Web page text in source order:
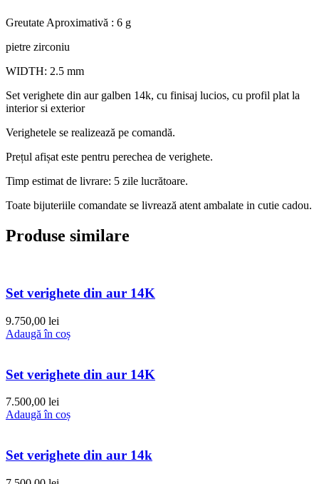
Greutate Aproximativă : 6 g
pietre zirconiu
WIDTH: 2.5 mm
Set verighete din aur galben 14k, cu finisaj lucios, cu profil plat la
interior si exterior
Verighetele se realizează pe comandă.
Prețul afișat este pentru perechea de verighete.
Timp estimat de livrare: 5 zile lucrătoare.
Toate bijuteriile comandate se livrează atent ambalate in cutie cadou.
Produse similare
Set verighete din aur 14K
9.750,00 lei
Adaugă în coș
Set verighete din aur 14K
7.500,00 lei
Adaugă în coș
Set verighete din aur 14k